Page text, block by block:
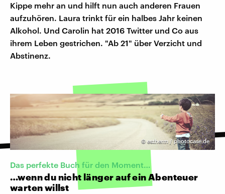
Kippe mehr an und hilft nun auch anderen Frauen
aufzuhören. Laura trinkt für ein halbes Jahr keinen
Alkohol. Und Carolin hat 2016 Twitter und Co aus
ihrem Leben gestrichen. "Ab 21" über Verzicht und
Abstinenz.
© estherm / photocase.de
Das perfekte Buch für den Moment…
…wenn du nicht länger auf ein Abenteuer
warten willst